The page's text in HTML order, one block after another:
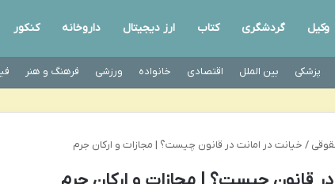
وکیل گردشگری کتاب ارز دیجیتال داروخانه کنکور
پزشکی بین الملل اقتصادی خانواده ورزشی فرهنگ و هنر
/ خیانت در امانت در قانون چیست؟ | مجازات و ارکان جرم